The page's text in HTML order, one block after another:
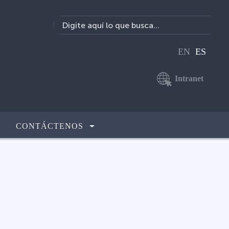
EN ES
Intranet
CONTÁCTENOS